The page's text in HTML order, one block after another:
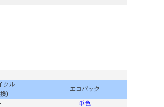
クル
)
エコパック
単色